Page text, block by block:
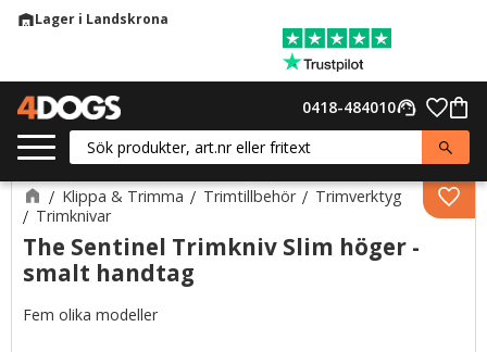
warehouseLager i Landskrona
support_agent
0418-484010
Klippa & Trimma Trimtillbehör
Trimverktyg
Trimknivar
The Sentinel Trimkniv Slim höger -
smalt handtag
Fem olika modeller